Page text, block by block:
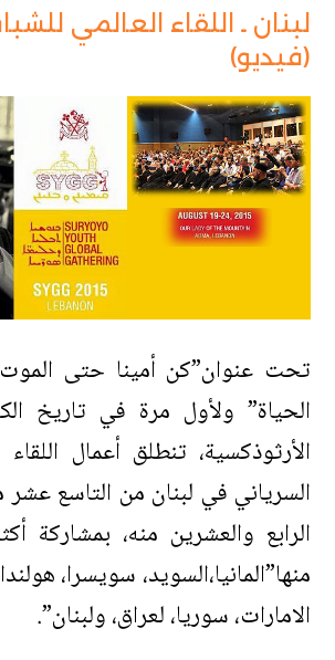
لبنان ـ اللقاء العالمي
(فيديو)
تحت عنوان”كن أمينا حتى
الحياة” ولأول مرة في تاريخ
الأرثوذكسية، تنطلق أعمال
السرياني في لبنان من التاسع عشر
منها”المانيا،السويد، سويسرا،
الامارات، سوريا، لعراق، ولبنان”.